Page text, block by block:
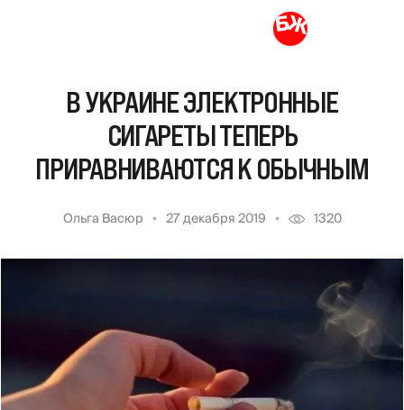
В УКРАИНЕ ЭЛЕКТРОННЫЕ
СИГАРЕТЫ ТЕПЕРЬ
ПРИРАВНИВАЮТСЯ К ОБЫЧНЫМ
Ольга Васюр 27 декабря 2019 1320